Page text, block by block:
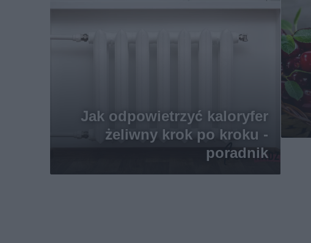
Jak odpowietrzyć kaloryfer
żeliwny krok po kroku -
poradnik